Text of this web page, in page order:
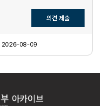
의견 제출
2026-08-09